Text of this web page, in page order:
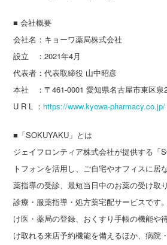
■ 会社概要
会社名：キョーワ薬局株式会社
設立 ：2021年4月
代表者：代表取締役 山中昭彦
本社 ：〒461-0001 愛知県名古屋市東区泉
U R L ： https://www.kyowa-pharmacy.co.jp/
■「SOKUYAKU」とは
ジェイフロンティア株式会社が提供する「
トフォンを活用し、ご自宅やオフィスに居
薬指導の受診、最短当日中のお薬の受け取
診療・服薬指導・処方薬宅配サービスです
け医・薬局の登録、おくすり手帳の機能や
け取れる来店予約機能を備えるほか、病院